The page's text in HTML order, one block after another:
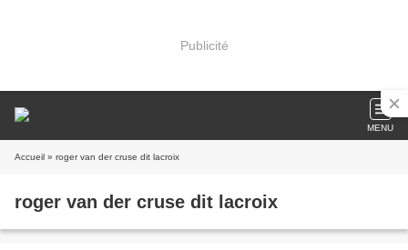
Publicité
MENU
Accueil » roger van der cruse dit lacroix
roger van der cruse dit lacroix